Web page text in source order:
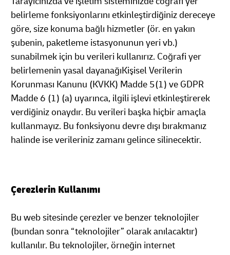
belirleme fonksiyonlarını etkinleştirdiğiniz dereceye
göre, size konuma bağlı hizmetler (ör. en yakın
şubenin, paketleme istasyonunun yeri vb.)
sunabilmek için bu verileri kullanırız. Coğrafi yer
belirlemenin yasal dayanağıKişisel Verilerin
Korunması Kanunu (KVKK) Madde 5(1) ve GDPR
Madde 6 (1) (a) uyarınca, ilgili işlevi etkinleştirerek
verdiğiniz onaydır. Bu verileri başka hiçbir amaçla
kullanmayız. Bu fonksiyonu devre dışı bırakmanız
halinde ise verileriniz zamanı gelince silinecektir.
Çerezlerin Kullanımı
Bu web sitesinde çerezler ve benzer teknolojiler
(bundan sonra “teknolojiler” olarak anılacaktır)
kullanılır. Bu teknolojiler, örneğin internet